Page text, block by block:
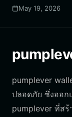
May 19, 2026
pumplever
ปลอดภัย ซึ่งออก
pumplever ที่ส